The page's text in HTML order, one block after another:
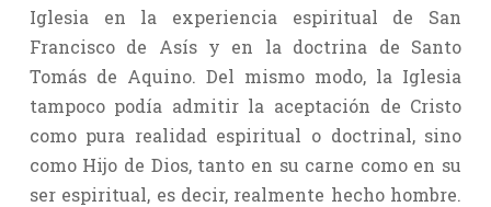
Iglesia en la experiencia espiritual de San
Francisco de Asís y en la doctrina de Santo
Tomás de Aquino. Del mismo modo, la Iglesia
tampoco podía admitir la aceptación de Cristo
como pura realidad espiritual o doctrinal, sino
como Hijo de Dios, tanto en su carne como en su
ser espiritual, es decir, realmente hecho hombre.